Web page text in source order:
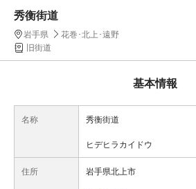
秀衡街道
岩手県
花巻･北上･遠野
旧街道
基本情報
名称 秀衡街道
ヒデヒラカイドウ
住所 岩手県北上市